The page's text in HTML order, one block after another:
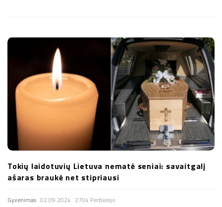
Tokių laidotuvių Lietuva nematė seniai: savaitgalį
ašaras braukė net stipriausi
Gyvenimas 02.09.2024 2704 Peržiūrėjo